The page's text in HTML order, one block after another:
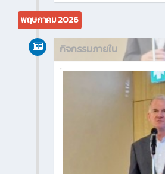
พฤษภาคม 2026
กิจกรรมภายใน